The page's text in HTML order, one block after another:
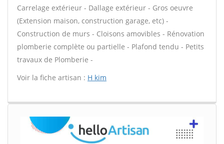
Carrelage extérieur - Dallage extérieur - Gros oeuvre
(Extension maison, construction garage, etc) -
Construction de murs - Cloisons amovibles - Rénovation
plomberie complète ou partielle - Plafond tendu - Petits
travaux de Plomberie -
Voir la fiche artisan : H kim